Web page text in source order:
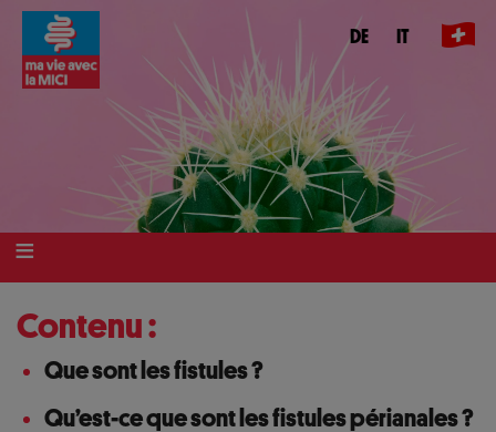
Aller
contenu
principal
DE IT
Contenu :
Que sont les fistules ?
Qu’est-ce que sont les fistules périanales ?